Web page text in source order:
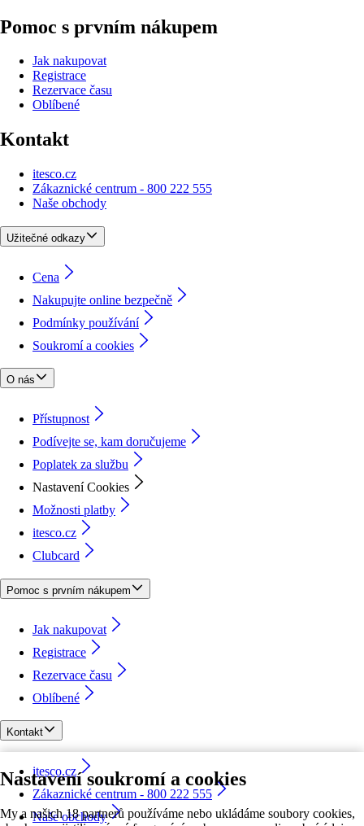
Nastavení soukromí a cookies
My a našich 18 partnerů používáme nebo ukládáme soubory cookies,
Pomoc s prvním nákupem
Jak nakupovat
Registrace
Rezervace času
Oblíbené
Kontakt
itesco.cz
Zákaznické centrum - 800 222 555
Naše obchody
Užitečné odkazy
Cena
Nakupujte online bezpečně
Podmínky používání
Soukromí a cookies
O nás
Přístupnost
Podívejte se, kam doručujeme
Poplatek za službu
Nastavení Cookies
Možnosti platby
itesco.cz
Clubcard
Pomoc s prvním nákupem
Jak nakupovat
Registrace
Rezervace času
Oblíbené
Kontakt
itesco.cz
Zákaznické centrum - 800 222 555
Naše obchody